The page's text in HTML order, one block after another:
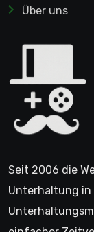
Über uns
Seit 2006 die
Unterhaltung in